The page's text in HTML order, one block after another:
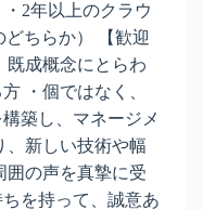
2年以上のクラウ
どちらか） 【歓迎
既成概念にとらわ
・個ではなく、
築し、マネージメ
、新しい技術や幅
囲の声を真摯に受
を持って、誠意あ